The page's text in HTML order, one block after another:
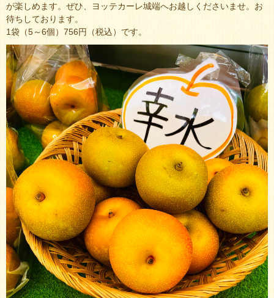
が楽しめます。ぜひ、ヨッテカーレ城端へお越しくださいませ。お
待ちしております。
1袋（5～6個）756円（税込）です。